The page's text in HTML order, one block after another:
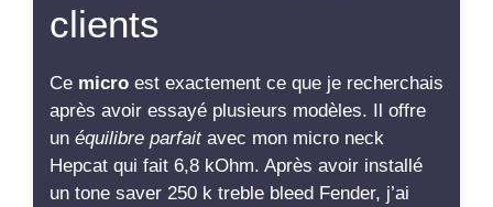
clients
Ce micro est exactement ce que je recherchais
après avoir essayé plusieurs modèles. Il offre
un équilibre parfaitavec mon micro neck
Hepcat qui fait 6,8 kOhm. Après avoir installé
un tone saver 250 k treble bleed Fender, j’ai